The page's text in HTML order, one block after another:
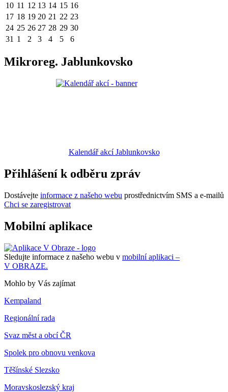
10 11 12 13 14 15 16
17 18 19 20 21 22 23
24 25 26 27 28 29 30
31 1 2 3 4 5 6
Mikroreg. Jablunkovsko
Kalendář akcí Jablunkovsko
Přihlášení k odběru zpráv
Dostávejte informace z našeho webu prostřednictvím SMS a e-mailů
Chci se zaregistrovat
Mobilní aplikace
Sledujte informace z našeho webu v mobilní aplikaci –
V OBRAZE.
Mohlo by Vás zajímat
Kempaland
Regionální rada
Svaz měst a obcí ČR
Spolek pro obnovu venkova
Těšínské Slezsko
Moravskoslezský kraj